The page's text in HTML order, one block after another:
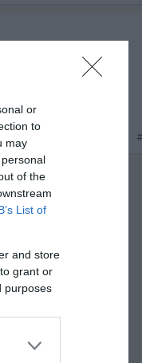
or
to
may
of the
List of
and store
grant or
purposes